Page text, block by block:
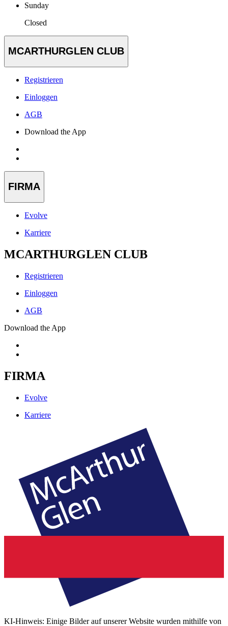
Sunday
Closed
MCARTHURGLEN CLUB
Registrieren
Einloggen
AGB
Download the App
FIRMA
Evolve
Karriere
MCARTHURGLEN CLUB
Registrieren
Einloggen
AGB
Download the App
FIRMA
Evolve
Karriere
KI-Hinweis: Einige Bilder auf unserer Website wurden mithilfe von